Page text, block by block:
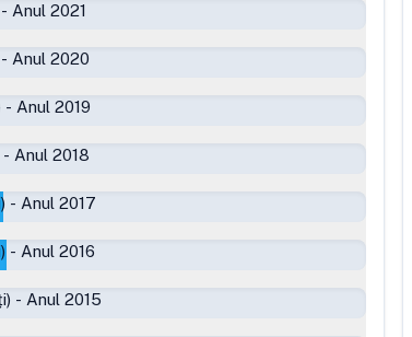
- Anul 2021
- Anul 2020
- Anul 2019
- Anul 2018
- Anul 2017
- Anul 2016
- Anul 2015